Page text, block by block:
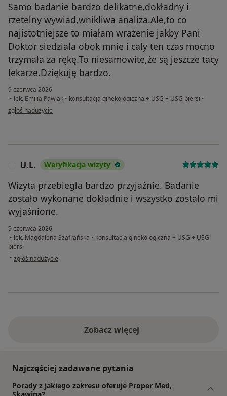
Samo badanie bardzo delikatne,dokładny i
rzetelny wywiad,wnikliwa analiza.Ale,to co
najistotniejsze to miałam wrażenie jakby Pani
Doktor siedziała obok mnie i caly ten czas mocno
trzymała za rękę.To niesamowite,że są jeszcze tacy
lekarze.Dziękuję bardzo.
9 czerwca 2026
• lek. Emilia Pawlak • konsultacja ginekologiczna + USG + USG piersi •
w opinii użytkownika Alicja
zgłoś nadużycie
U.L. Weryfikacja wizyty
Wizyta przebiegła bardzo przyjaźnie. Badanie
zostało wykonane dokładnie i wszystko zostało mi
wyjaśnione.
9 czerwca 2026
• lek. Magdalena Szafrańska • konsultacja ginekologiczna + USG + USG
piersi
• w opinii użytkownika U.L.
zgłoś nadużycie
Zobacz więcej
Najczęściej zadawane pytania
Porady z jakiego zakresu oferuje Proper Med,